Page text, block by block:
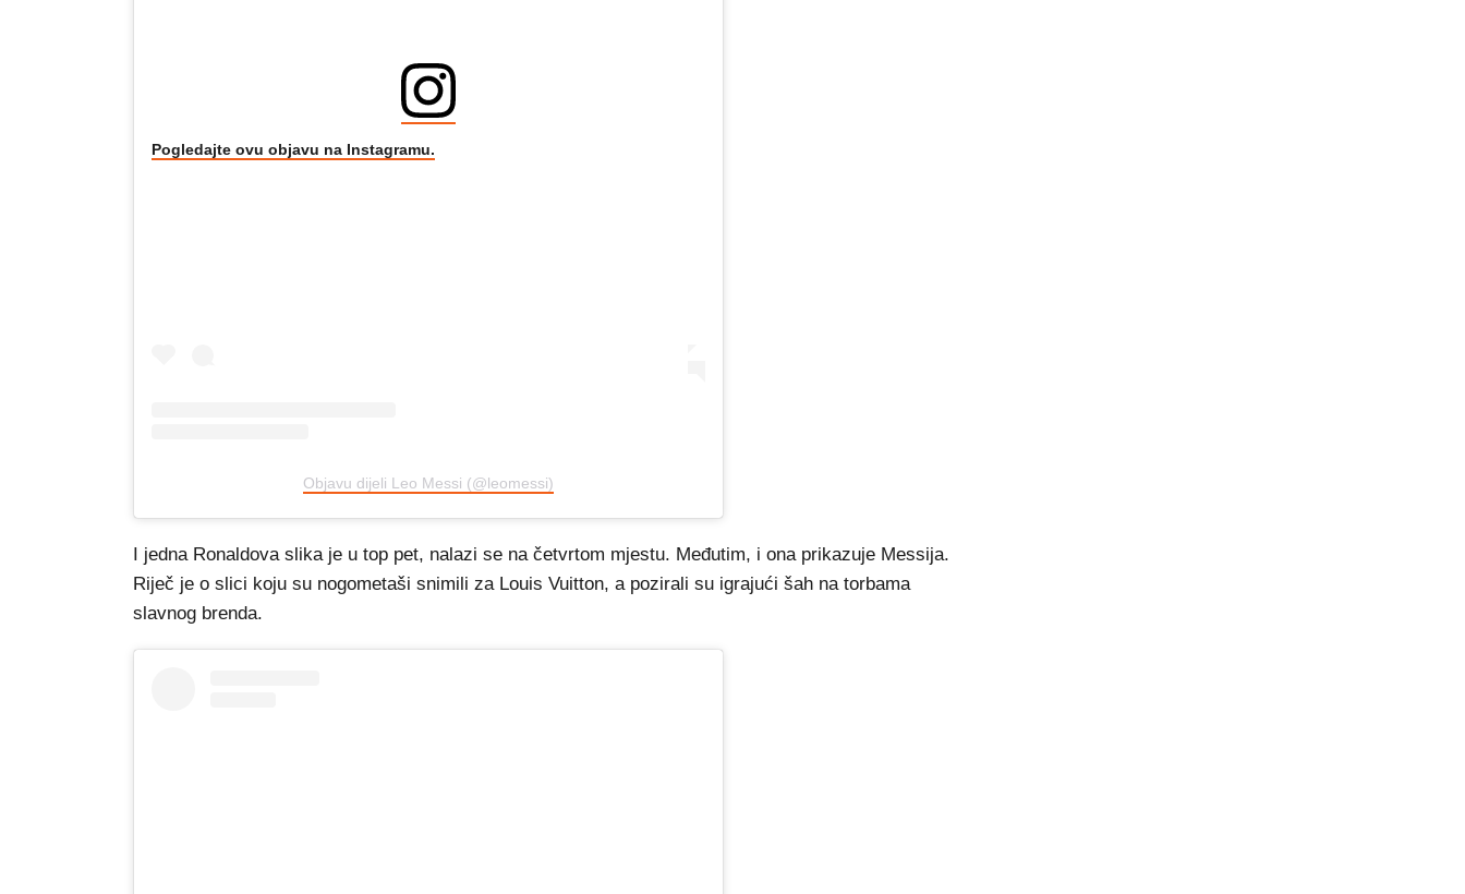
Pogledajte ovu objavu na Instagramu.
Objavu dijeli Leo Messi (@leomessi)
I jedna Ronaldova slika je u top pet, nalazi se na četvrtom mjestu. Međutim, i ona prikazuje Messija.
Riječ je o slici koju su nogometaši snimili za Louis Vuitton, a pozirali su igrajući šah na torbama
slavnog brenda.